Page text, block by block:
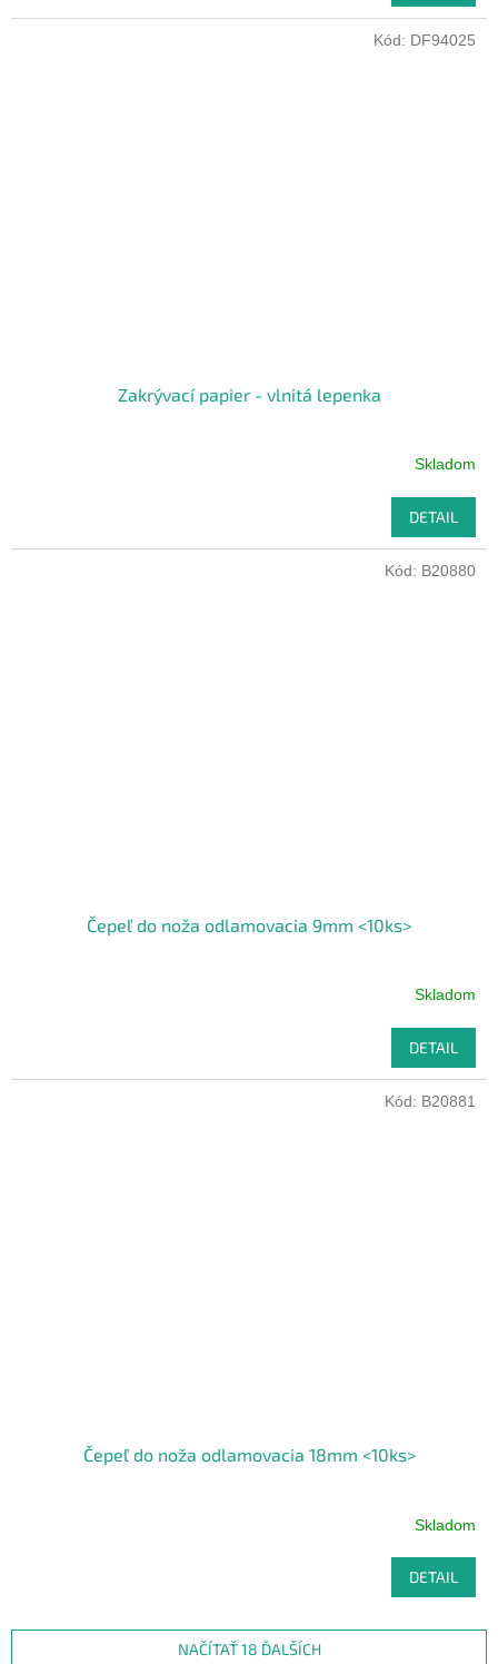
Zakrývací papier - vlnitá lepenka
Skladom
DETAIL
Kód: DF94025
Čepeľ do noža odlamovacia 9mm <10ks>
Skladom
DETAIL
Kód: B20880
Čepeľ do noža odlamovacia 18mm <10ks>
Skladom
DETAIL
Kód: B20881
NAČÍTAŤ 18 ĎALŠÍCH